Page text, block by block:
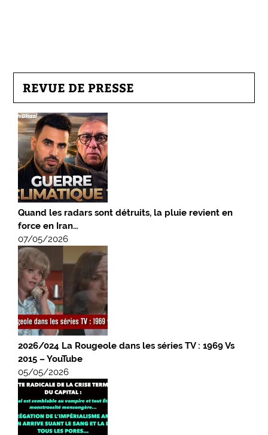
REVUE DE PRESSE
Quand les radars sont détruits, la pluie revient en
force en Iran…
07/05/2026
2026/024 La Rougeole dans les séries TV : 1969 Vs
2015 – YouTube
05/05/2026